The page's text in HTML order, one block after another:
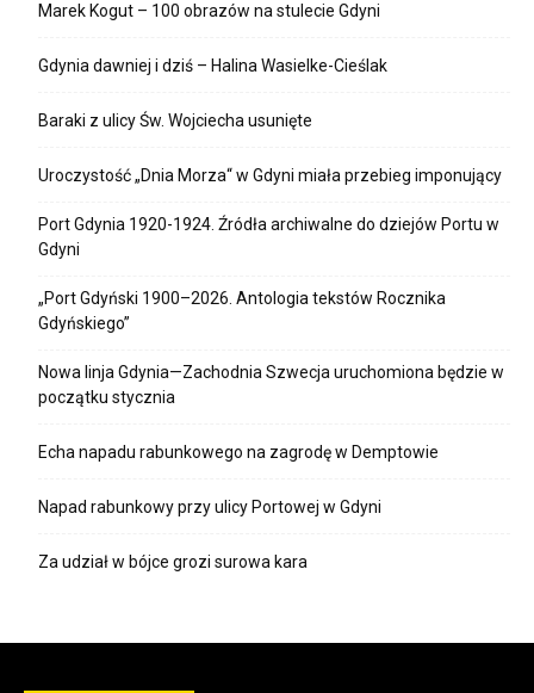
Marek Kogut – 100 obrazów na stulecie Gdyni
Gdynia dawniej i dziś – Halina Wasielke-Cieślak
Baraki z ulicy Św. Wojciecha usunięte
Uroczystość „Dnia Morza“ w Gdyni miała przebieg imponujący
Port Gdynia 1920-1924. Źródła archiwalne do dziejów Portu w
Gdyni
„Port Gdyński 1900–2026. Antologia tekstów Rocznika
Gdyńskiego”
Nowa linja Gdynia—Zachodnia Szwecja uruchomiona będzie w
początku stycznia
Echa napadu rabunkowego na zagrodę w Demptowie
Napad rabunkowy przy ulicy Portowej w Gdyni
Za udział w bójce grozi surowa kara